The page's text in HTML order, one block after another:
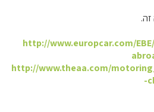
http://www.europcar.com/
http://www.theaa.com/
-